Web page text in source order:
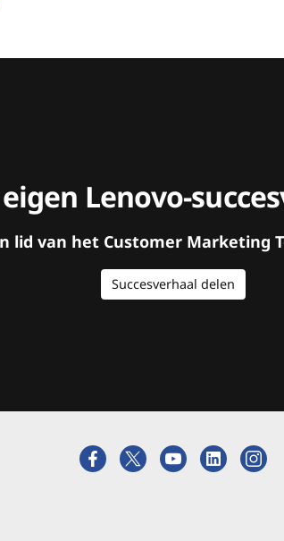
Lenovo-
lid van het Customer Marketing
Succesverhaal delen